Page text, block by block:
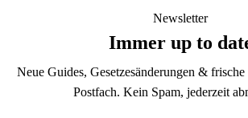
Newsletter
Immer up to
Neue Guides, Gesetzesänderungen &
Postfach. Kein Spam, jederzeit